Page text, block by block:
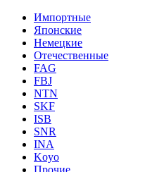
Импортные
Японские
Немецкие
Отечественные
FAG
FBJ
NTN
SKF
ISB
SNR
INA
Koyo
Прочие